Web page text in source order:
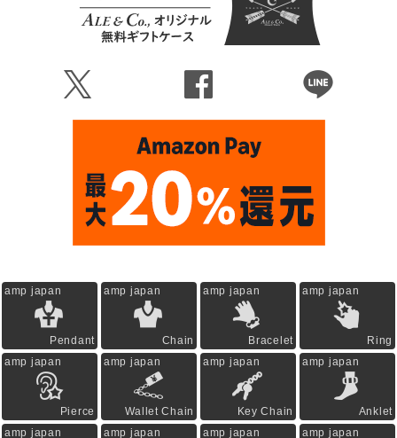
Ü Û Þ
amp japan
Pendant
amp japan
Chain
amp japan
Bracelet
amp japan
Ring
amp japan
Pierce
amp japan
Wallet Chain
amp japan
Key Chain
amp japan
Anklet
amp japan
amp japan amp japan amp japan